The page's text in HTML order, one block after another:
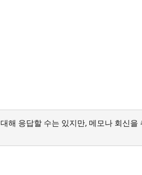
응답할 수는 있지만, 메모나 회신을